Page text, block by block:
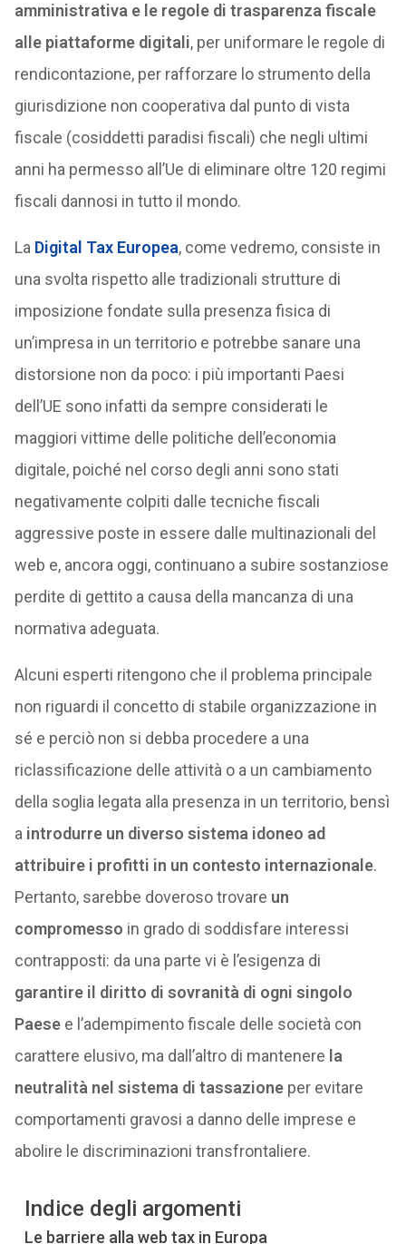
amministrativa e le regole di trasparenza fiscale
alle piattaforme digitali, per uniformare le regole di
rendicontazione, per rafforzare lo strumento della
giurisdizione non cooperativa dal punto di vista
fiscale (cosiddetti paradisi fiscali) che negli ultimi
anni ha permesso all’Ue di eliminare oltre 120 regimi
fiscali dannosi in tutto il mondo.
La Digital Tax Europea, come vedremo, consiste in
una svolta rispetto alle tradizionali strutture di
imposizione fondate sulla presenza fisica di
un’impresa in un territorio e potrebbe sanare una
distorsione non da poco: i più importanti Paesi
dell’UE sono infatti da sempre considerati le
maggiori vittime delle politiche dell’economia
digitale, poiché nel corso degli anni sono stati
negativamente colpiti dalle tecniche fiscali
aggressive poste in essere dalle multinazionali del
web e, ancora oggi, continuano a subire sostanziose
perdite di gettito a causa della mancanza di una
normativa adeguata.
Alcuni esperti ritengono che il problema principale
non riguardi il concetto di stabile organizzazione in
sé e perciò non si debba procedere a una
riclassificazione delle attività o a un cambiamento
della soglia legata alla presenza in un territorio, bensì
a introdurre un diverso sistema idoneo ad
attribuire i profitti in un contesto internazionale.
Pertanto, sarebbe doveroso trovare un
compromesso in grado di soddisfare interessi
contrapposti: da una parte vi è l’esigenza di
garantire il diritto di sovranità di ogni singolo
Paesee l’adempimento fiscale delle società con
carattere elusivo, ma dall’altro di mantenere la
neutralità nel sistema di tassazioneper evitare
comportamenti gravosi a danno delle imprese e
abolire le discriminazioni transfrontaliere.
Indice degli argomenti
Le barriere alla web tax in Europa